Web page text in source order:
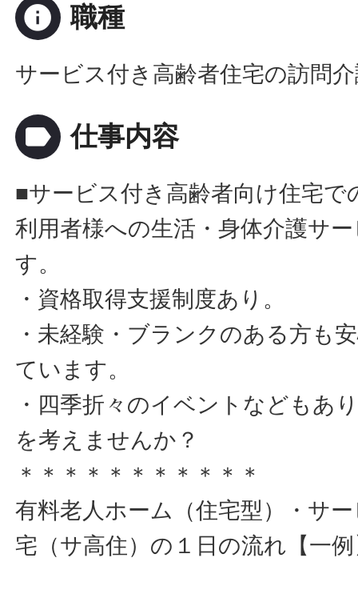
info 職種
サービス付き高齢者住宅の訪問
label 仕事内容
■サービス付き高齢者向け住宅で
利用者様への生活・身体介護サ
す。
・資格取得支援制度あり。
・未経験・ブランクのある方も
ています。
・四季折々のイベントなどもあ
を考えませんか？
＊＊＊＊＊＊＊＊＊＊＊
有料老人ホーム（住宅型）・サ
宅（サ高住）の１日の流れ【一